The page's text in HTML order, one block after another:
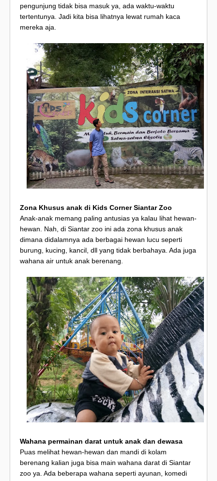
pengunjung tidak bisa masuk ya, ada waktu-waktu
tertentunya. Jadi kita bisa lihatnya lewat rumah kaca
mereka aja.
Zona Khusus anak di Kids Corner Siantar Zoo
Anak-anak memang paling antusias ya kalau lihat hewan-
hewan. Nah, di Siantar zoo ini ada zona khusus anak
dimana didalamnya ada berbagai hewan lucu seperti
burung, kucing, kancil, dll yang tidak berbahaya. Ada juga
wahana air untuk anak berenang.
Wahana permainan darat untuk anak dan dewasa
Puas melihat hewan-hewan dan mandi di kolam
berenang kalian juga bisa main wahana darat di Siantar
zoo ya. Ada beberapa wahana seperti ayunan, komedi